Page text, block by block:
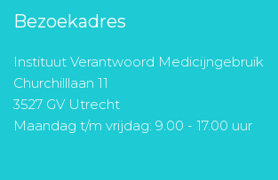
Bezoekadres
Instituut Verantwoord Medicijngebruik
Churchilllaan 11
3527 GV Utrecht
Maandag t/m vrijdag: 9.00 - 17.00 uur